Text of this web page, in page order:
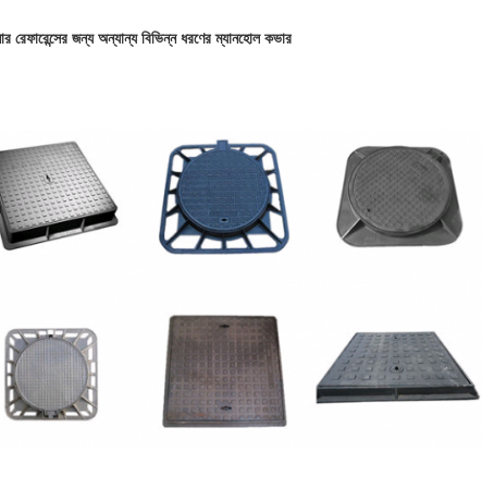
রেফারেন্সের জন্য অন্যান্য বিভিন্ন ধরণের ম্যানহোল কভার